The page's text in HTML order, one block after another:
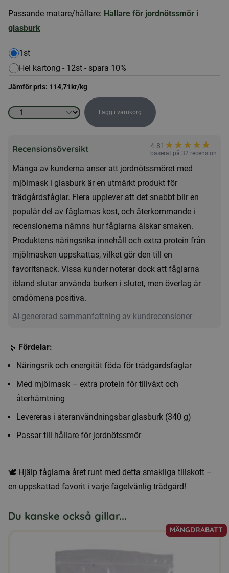
Passande matare/hållare: Hållare för jordnötssmör i
glasburk
1st
Hel kartong - 12st - spara 10%
Jämför pris: 114,71 kr/kg
Jordnötssmör
mjölmask
glasburk
mängd
Lägg i varukorg
Recensionsöversikt 4.81 ★★★★★
★
baserat på 32 recension
Många av kunderna anser att jordnötssmöret med
mjölmask i glasburk är en utmärkt produkt för
trädgårdsfåglar. Flera upplever att det snabbt blir en
populär del av fåglarnas kost, och återkommande i
recensionerna nämns hur fåglarna älskar smaken.
Produktens näringsrika innehåll och extra protein från
mjölmasken uppskattas, vilket gör den till en
favoritsnack. Vissa kunder noterar dock att fåglarna
ibland slutar använda burken i slutet, men överlag är
omdömena positiva.
AI-genererad sammanfattning av kundrecensioner
🌿 Fördelar:
Näringsrik och energität föda för trädgårdsfåglar
Med mjölmask – extra protein för tillväxt och
återhämtning
Levereras i återanvändningsbar glasburk (340 g)
Passar till hållare för jordnötssmör
🕊️ Hjälp fåglarna året runt med detta smakliga tillskott –
en uppskattad favorit i varje fågelvänlig trädgård!
Du kanske också gillar...
MÄNGDRABATT